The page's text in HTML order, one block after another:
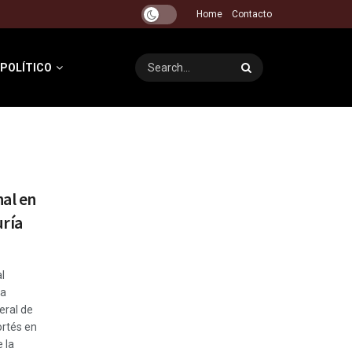
Home Contacto
en
de
en
la